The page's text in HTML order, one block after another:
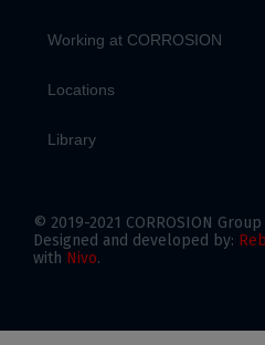
Working at CORROSION
Locations
Library
© 2019-2021 CORROSION
Designed and developed by:
with Nivo.